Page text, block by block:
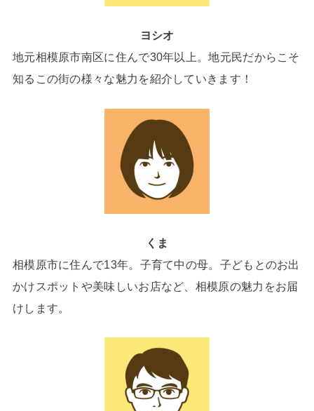
ヨシオ
地元相模原市南区に住んで30年以上。地元民だからこそ
知るこの街の様々な魅力を紹介していきます！
くま
相模原市に住んで13年。子育て中の母。子どもとのお出
かけスポットや美味しいお店など、相模原の魅力をお届
けします。